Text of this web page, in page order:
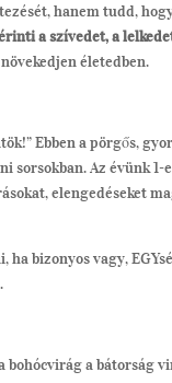
hanem tudd,
a szívedet, a
életedben.
Ebben a pörgős,
sorsokban. Az évünk
elengedéseket
bizonyos vagy,
bohócvirág a bátorság